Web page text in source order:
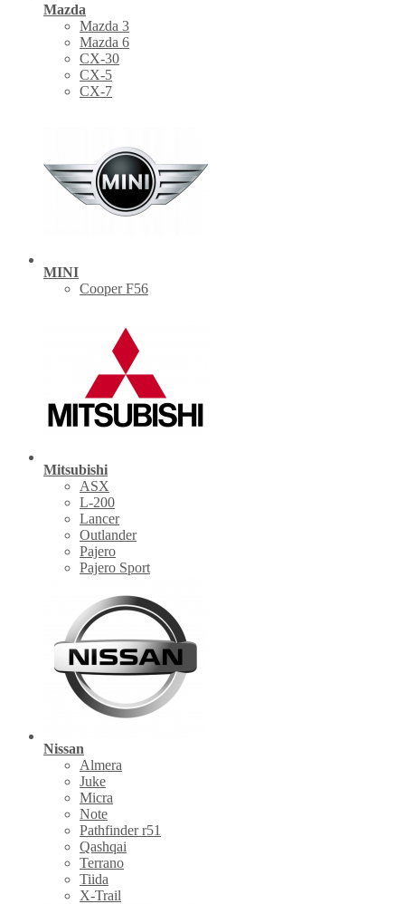
Mazda
Mazda 3
Mazda 6
CX-30
СХ-5
CX-7
MINI
Cooper F56
Mitsubishi
ASX
L-200
Lancer
Outlander
Pajero
Pajero Sport
Nissan
Almera
Juke
Micra
Note
Pathfinder r51
Qashqai
Terrano
Tiida
X-Trail